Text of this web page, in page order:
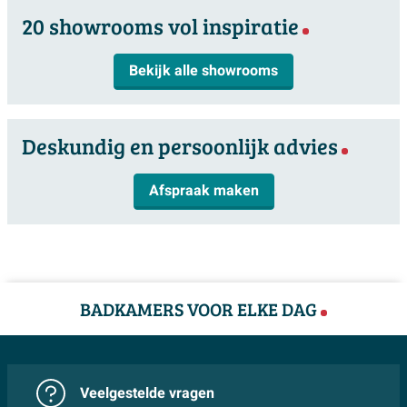
Afmetingen: 184x84cm
Hoekopstelling links
Inclusief chromen badvuller
Materiaal: Acryl wit glans
Features
Ja
Met overloop
Ja
Incl. poten
Ja
Met verlichting
Neen
Ja
Poten verstelbaar
Ja
Oppervlaktestructuur
Vlak
Garantie
20 showrooms vol inspiratie
Bekijk alle showrooms
Deskundig en persoonlijk advies
Afspraak maken
BADKAMERS VOOR ELKE DAG
Veelgestelde vragen